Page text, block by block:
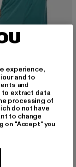
CLASSICS
experience,
and to
and
to extract data
processing of
do not have
to change
on "Accept" you